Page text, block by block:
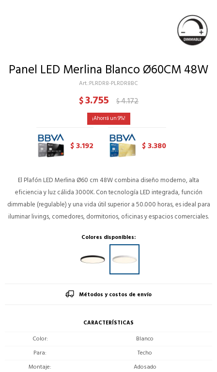
Panel LED Merlina Blanco Ø60CM 48W
PLRDR8-PLRDR8BC
$3.755 $4.172
9
$3.192 $3.380
El Plafón LED Merlina Ø60 cm 48W combina diseño moderno, alta
eficiencia y luz cálida 3000K. Con tecnología LED integrada, función
dimmable (regulable) y una vida útil superior a 50.000 horas, es ideal para
iluminar livings, comedores, dormitorios, oficinas y espacios comerciales.
Colores disponibles:
Métodos y costos de envío
CARACTERÍSTICAS
Color
Blanco
Para
Techo
Montaje
Adosado